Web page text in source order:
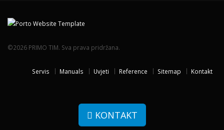
©2026 PRIMO TIM. Sva prava pridržana.
Servis Manuals Uvjeti Reference Sitemap Kontakt
KONTAKT